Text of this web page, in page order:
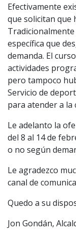
Efectivamente
que solicitan que
específica que
demanda. El
actividades
pero tampoco
Servicio de
para atender a la
Le adelanto la
del 8 al 14 de
o no según
Le agradezco
canal de
Quedo a su
Jon Gondán,